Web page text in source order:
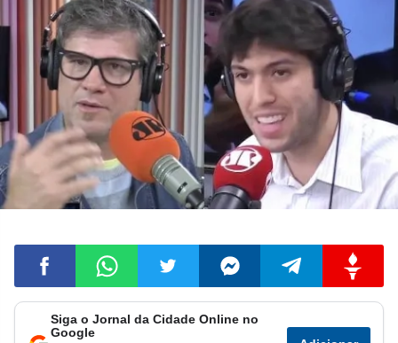
CompartilharCompartilharCompartilharCompartilharCompartilhar
Siga o Jornal da Cidade Online no
Google